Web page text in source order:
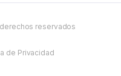
reservados
de Privacidad